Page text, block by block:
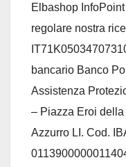
Elbashop
regolare nostra
bancario Banco
Assistenza
– Piazza Eroi
Azzurro LI. Cod.